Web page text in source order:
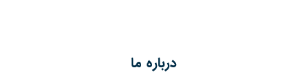
درباره ما